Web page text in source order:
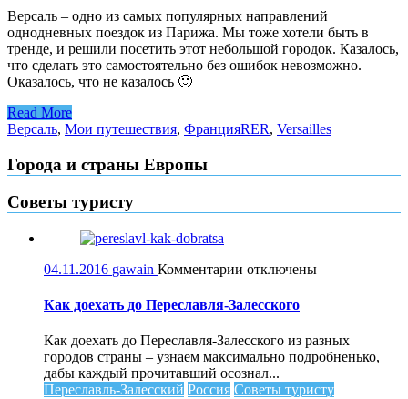
Версаль – одно из самых популярных направлений
однодневных поездок из Парижа. Мы тоже хотели быть в
тренде, и решили посетить этот небольшой городок. Казалось,
что сделать это самостоятельно без ошибок невозможно.
Оказалось, что не казалось 🙂
Read More
Версаль, Мои путешествия, ФранцияRER, Versailles
Города и страны Европы
Советы туристу
04.11.2016 gawain Комментарии к
Как
Переславля-
Залесского
отключены
Как доехать до Переславля-Залесского
Как доехать до Переславля-Залесского из разных
городов страны – узнаем максимально подробненько,
дабы каждый прочитавший осознал...
Переславль-Залесский Россия Советы туристу